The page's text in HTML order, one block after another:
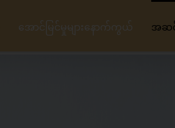
အောင်မြင်မှုများနောက်ကွယ် အဆ